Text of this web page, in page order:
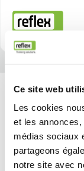
Ce site web
Les cookies
et les
médias sociaux
partageons
notre site avec
Page d’accueil